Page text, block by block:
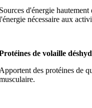
d'énergie
nécessaire aux
de volaille
des protéines de